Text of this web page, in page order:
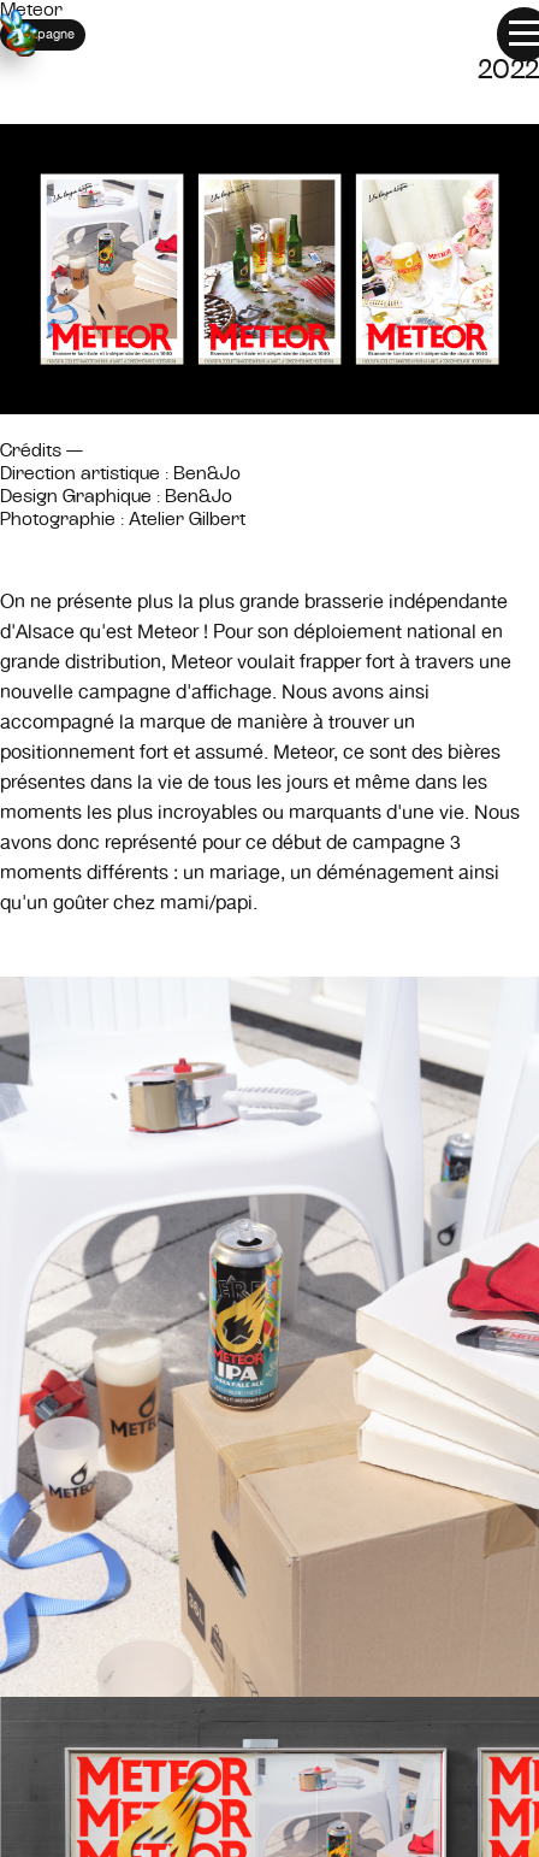
METEOR
Meteor
Campagne
2022
Crédits —
Direction artistique : Ben&Jo
Design Graphique : Ben&Jo
Photographie : Atelier Gilbert
On ne présente plus la plus grande brasserie indépendante
d'Alsace qu'est Meteor ! Pour son déploiement national en
grande distribution, Meteor voulait frapper fort à travers une
nouvelle campagne d'affichage. Nous avons ainsi
accompagné la marque de manière à trouver un
positionnement fort et assumé. Meteor, ce sont des bières
présentes dans la vie de tous les jours et même dans les
moments les plus incroyables ou marquants d'une vie. Nous
avons donc représenté pour ce début de campagne 3
moments différents : un mariage, un déménagement ainsi
qu'un goûter chez mami/papi.